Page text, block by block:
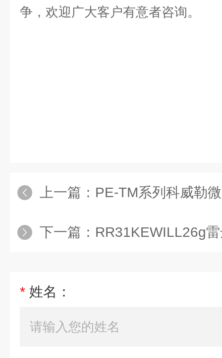
争，欢迎广大客户有意者咨询。
上一篇： PE-TM系列科威勒微差压
下一篇： RR31KEWILL26g
* 姓名：